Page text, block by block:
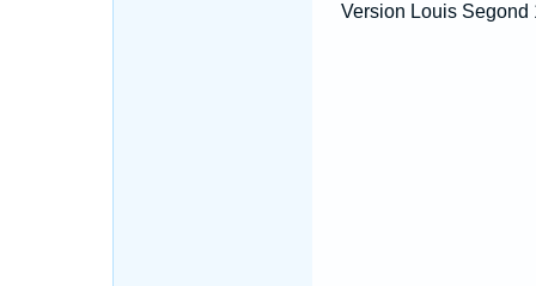
Version Louis Segond